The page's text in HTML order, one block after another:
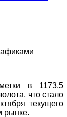
в 1173,5
что стало
текущего
рынке.